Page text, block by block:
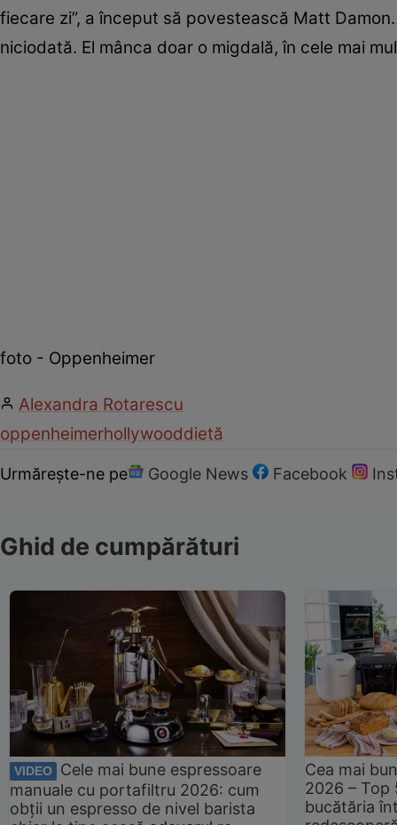
fiecare zi”, a început să povestească Matt
niciodată. El mânca doar o migdală, în cele mai
foto - Oppenheimer
Alexandra Rotarescu
oppenheimerhollywooddietă
Urmărește-ne pe Google News Facebook
Ghid de cumpărături
VIDEO
Cele mai bune espressoare
manuale cu portafiltru 2026: cum
obții un espresso de nivel barista
Cea mai
2026 –
bucătăria